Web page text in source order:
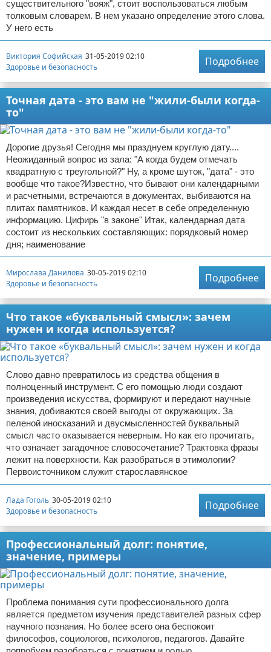
существительного "вояж", стоит воспользоваться любым
толковым словарем. В нем указано определение этого слова.
У него есть
Виктория Софийская 31-05-2019 02:10
Здоровье и безопасность
Подробнее
Точная дата - это вам не "жили-были когда-
то"
Дорогие друзья! Сегодня мы празднуем круглую дату....
Неожиданный вопрос из зала: "А когда будем отмечать
квадратную с треугольной?" Ну, а кроме шуток, "дата" - это
вообще что такое?Известно, что бывают они календарными
и расчетными, встречаются в документах, выбиваются на
плитах памятников. И каждая несет в себе определенную
информацию. Цифирь "в законе" Итак, календарная дата
состоит из нескольких составляющих: порядковый номер
дня; наименование
Мирослава Данилова 30-05-2019 02:10
Здоровье и безопасность
Подробнее
Что такое «буквальный смысл»: зачем
нужен и когда используется?
Слово давно превратилось из средства общения в
полноценный инструмент. С его помощью люди создают
произведения искусства, формируют и передают научные
знания, добиваются своей выгоды от окружающих. За
пеленой иносказаний и двусмысленностей буквальный
смысл часто оказывается неверным. Но как его прочитать,
что означает загадочное словосочетание? Трактовка фразы
лежит на поверхности. Как разобраться в этимологии?
Первоисточником служит старославянское
Лада Гоголь 30-05-2019 02:10
Здоровье и безопасность
Подробнее
Профессиональный долг: понятие,
значение, примеры
Проблема понимания сути профессионального долга
является предметом изучения представителей разных сфер
научного познания. Но более всего она беспокоит
философов, социологов, психологов, педагогов. Давайте